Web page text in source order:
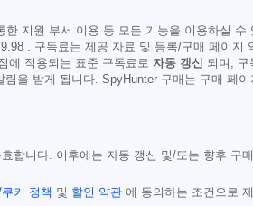
지원 부서 이용 등 모든 기능을 이용하실
. 구독료는 제공 자료 및 등록/구매 페이지
에 적용되는 표준 구독료로 자동 갱신 되며, 구
을 받게 됩니다. SpyHunter 구매는 구매 페
합니다. 이후에는 자동 갱신 및/또는 향후 구
키 정책 및 할인 약관 에 동의하는 조건으로